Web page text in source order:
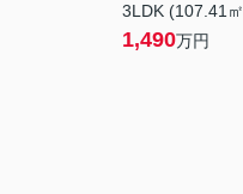
3LDK (107.41
1,490万円